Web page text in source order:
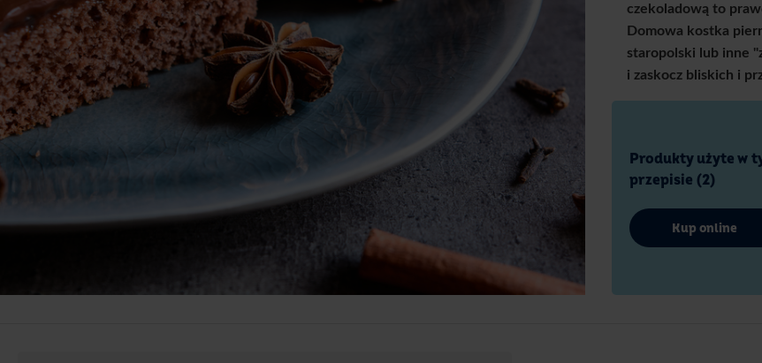
czekoladową to
Domowa kostka
staropolski lub inne
i zaskocz bliskich i
Produkty użyte w
przepisie (2)
Kup online